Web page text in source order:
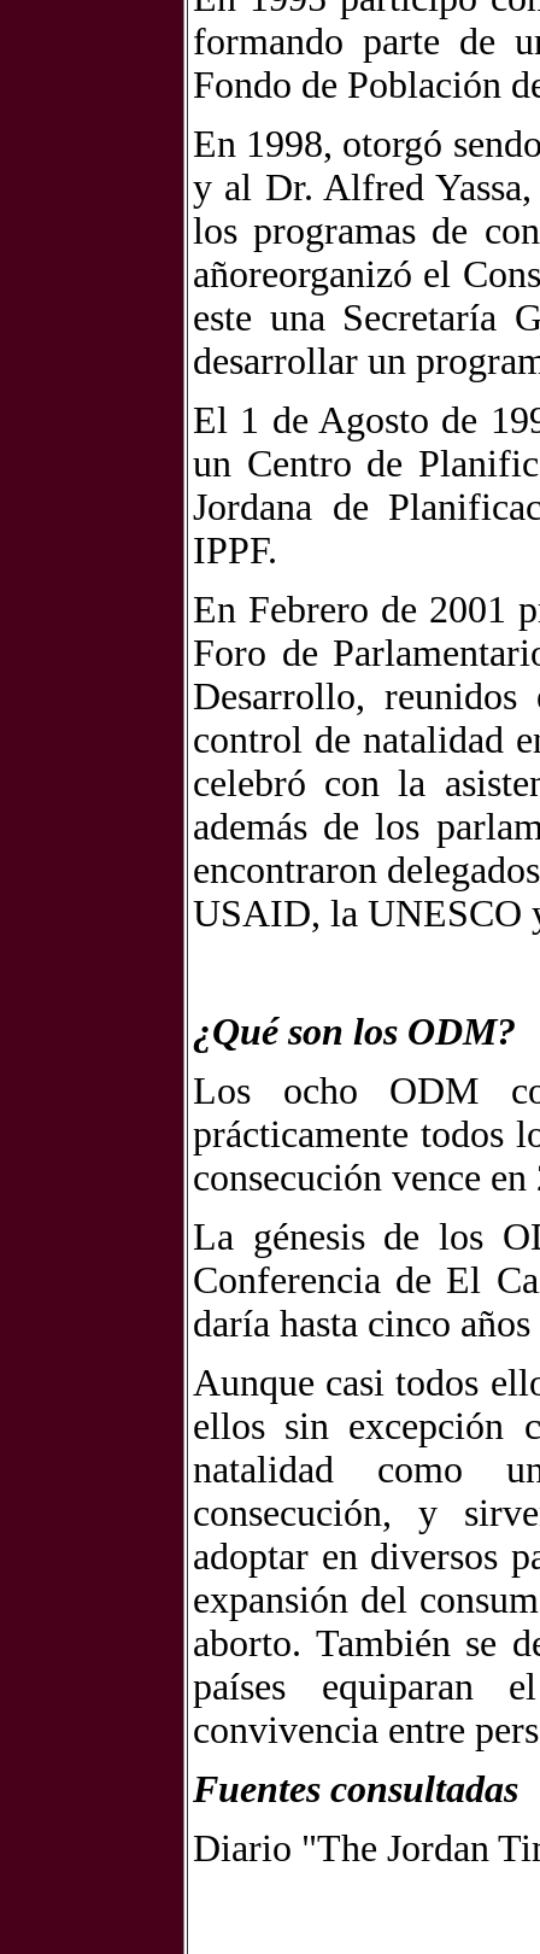
formando parte de
Fondo de Población
En 1998, otorgó
y al Dr. Alfred
los programas de
añoreorganizó el
este una Secretaría
desarrollar un
El 1 de Agosto de
un Centro de
Jordana de
IPPF.
En Febrero de 2001
Foro de
Desarrollo,
control de natalidad
celebró con la
además de los
encontraron
USAID, la UNESCO
¿Qué son los ODM?
Los ocho ODM
prácticamente todos
consecución vence en
La génesis de los
Conferencia de El
daría hasta cinco
Aunque casi todos
ellos sin excepción
natalidad como
consecución, y
adoptar en diversos
expansión del
aborto. También se
países equiparan
convivencia entre
Fuentes consultadas
Diario "The Jordan